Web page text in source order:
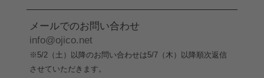
メールでのお問い合わせ
info@ojico.net
※5/2（土）以降のお問い合わせは5/7（木）以降順次返信
させていただきます。